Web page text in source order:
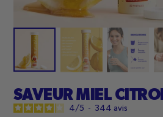
SAVEUR MIEL
4/5 - 344 avis